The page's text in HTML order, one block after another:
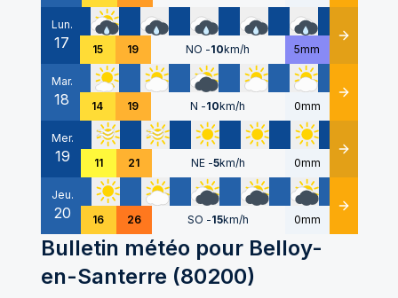
Lun.
17 15 19 NO -10km/h 5mm Détails
Mar.
18 14 19 N -10km/h 0mm Détails
Mer.
19 11 21 NE -5km/h 0mm Détails
Jeu.
20 16 26 SO -15km/h 0mm Détails
Bulletin météo pour Belloy-
en-Santerre (80200)